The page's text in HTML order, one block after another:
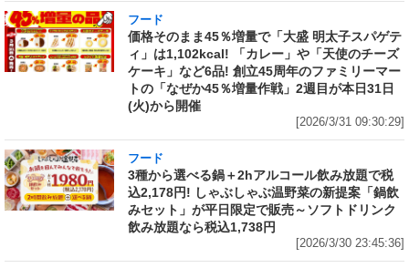
フード
価格そのまま45％増量で「大盛 明太子スパゲテ
ィ」は1,102kcal! 「カレー」や「天使のチーズ
ケーキ」など6品! 創立45周年のファミリーマー
トの「なぜか45％増量作戦」2週目が本日31日
(火)から開催
[2026/3/31 09:30:29]
フード
3種から選べる鍋＋2hアルコール飲み放題で税
込2,178円! しゃぶしゃぶ温野菜の新提案「鍋飲
みセット」が平日限定で販売～ソフトドリンク
飲み放題なら税込1,738円
[2026/3/30 23:45:36]